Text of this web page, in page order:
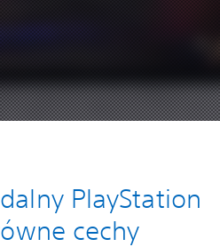
PlayStation
cechy